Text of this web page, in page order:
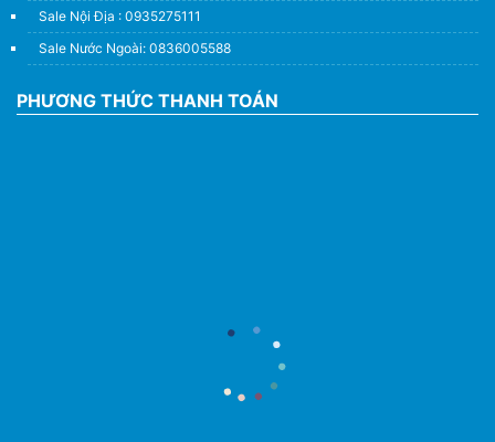
Sale Nội Địa : 0935275111
Sale Nước Ngoài: 0836005588
PHƯƠNG THỨC THANH TOÁN